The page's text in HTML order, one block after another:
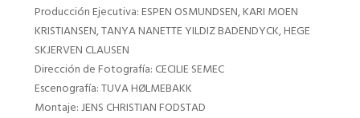
Producción Ejecutiva: ESPEN OSMUNDSEN, KARI MOEN
KRISTIANSEN, TANYA NANETTE YILDIZ BADENDYCK, HEGE
SKJERVEN CLAUSEN
Dirección de Fotografía: CECILIE SEMEC
Escenografía: TUVA HØLMEBAKK
Montaje: JENS CHRISTIAN FODSTAD